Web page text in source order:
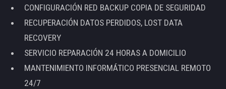
CONFIGURACIÓN RED BACKUP COPIA DE SEGURIDAD
RECUPERACIÓN DATOS PERDIDOS, LOST DATA
RECOVERY
SERVICIO REPARACIÓN 24 HORAS A DOMICILIO
MANTENIMIENTO INFORMÁTICO PRESENCIAL REMOTO
24/7